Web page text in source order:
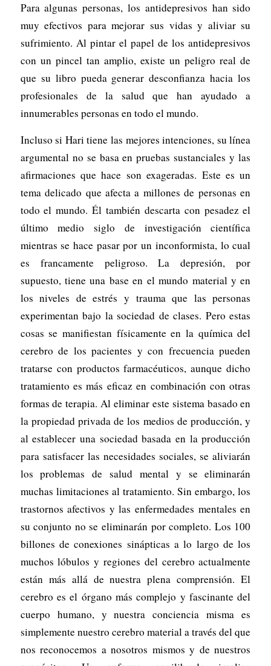
Para algunas personas, los antidepresivos han sido
muy efectivos para mejorar sus vidas y aliviar su
sufrimiento. Al pintar el papel de los antidepresivos
con un pincel tan amplio, existe un peligro real de
que su libro pueda generar desconfianza hacia los
profesionales de la salud que han ayudado a
innumerables personas en todo el mundo.
Incluso si Hari tiene las mejores intenciones, su línea
argumental no se basa en pruebas sustanciales y las
afirmaciones que hace son exageradas. Este es un
tema delicado que afecta a millones de personas en
todo el mundo. Él también descarta con pesadez el
último medio siglo de investigación científica
mientras se hace pasar por un inconformista, lo cual
es francamente peligroso. La depresión, por
supuesto, tiene una base en el mundo material y en
los niveles de estrés y trauma que las personas
experimentan bajo la sociedad de clases. Pero estas
cosas se manifiestan físicamente en la química del
cerebro de los pacientes y con frecuencia pueden
tratarse con productos farmacéuticos, aunque dicho
tratamiento es más eficaz en combinación con otras
formas de terapia. Al eliminar este sistema basado en
la propiedad privada de los medios de producción, y
al establecer una sociedad basada en la producción
para satisfacer las necesidades sociales, se aliviarán
los problemas de salud mental y se eliminarán
muchas limitaciones al tratamiento. Sin embargo, los
trastornos afectivos y las enfermedades mentales en
su conjunto no se eliminarán por completo. Los 100
billones de conexiones sinápticas a lo largo de los
muchos lóbulos y regiones del cerebro actualmente
están más allá de nuestra plena comprensión. El
cerebro es el órgano más complejo y fascinante del
cuerpo humano, y nuestra conciencia misma es
simplemente nuestro cerebro material a través del que
nos reconocemos a nosotros mismos y de nuestros